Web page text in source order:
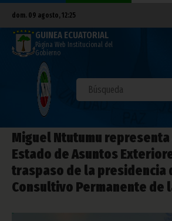
dom. 09 agosto, 12:25
GUINEA ECUATORIAL
Página Web Institucional del
Gobierno
Miguel Ntutumu
Estado de Asuntos
traspaso de la presidencia
Consultivo Permanente de